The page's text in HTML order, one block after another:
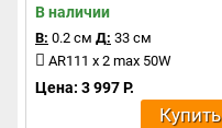
В наличии
В: 0.2 см Д: 33 см
AR111 x 2 max 50W
Цена: 3 997 Р.
Купить